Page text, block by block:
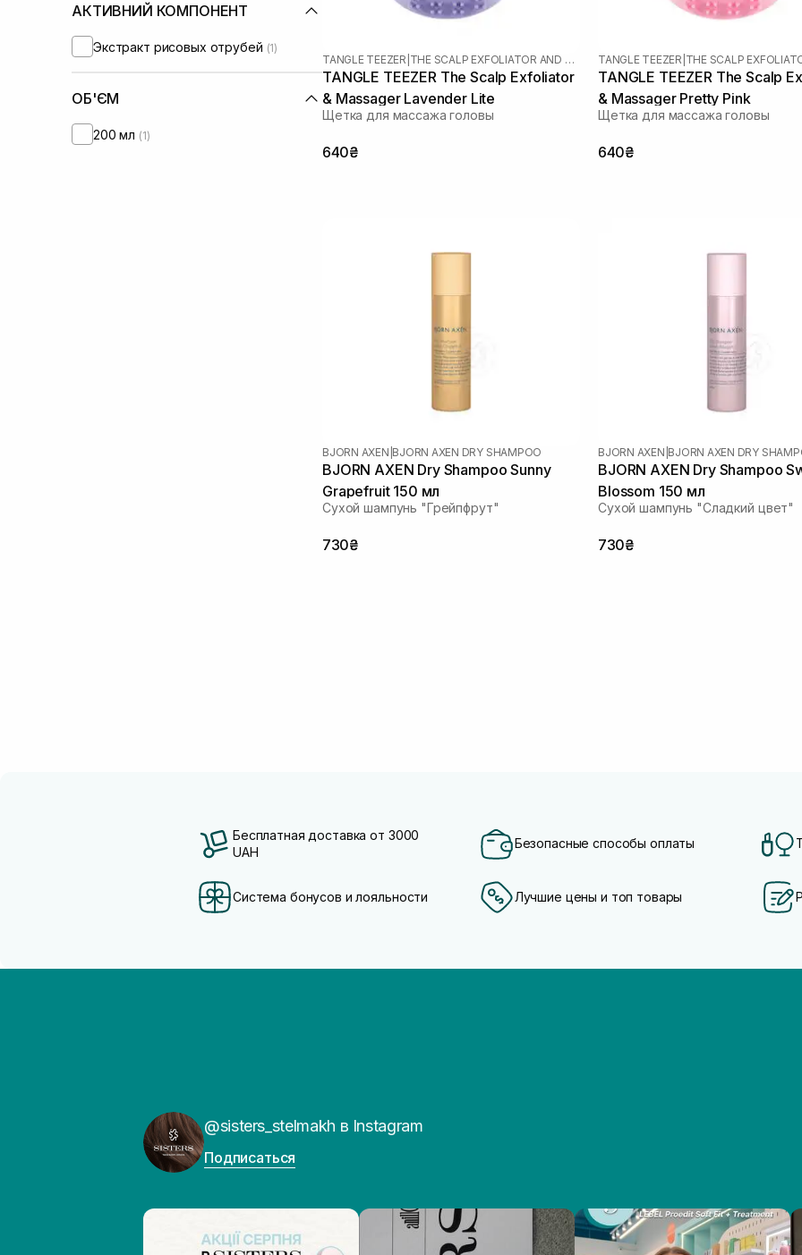
АКТИВНИЙ КОМПОНЕНТ
Экстракт рисовых отрубей (1)
ОБ'ЄМ
200 мл (1)
TANGLE TEEZER THE SCALP EXFOLIATOR AND MASSAGER
TANGLE TEEZER The Scalp Exfoliator
& Massager Lavender Lite
Щетка для массажа головы
640₴
TANGLE TEEZER
TANGLE TEEZER The Scalp
& Massager Pretty Pink
Щетка для массажа головы
640₴
BJORN AXEN BJORN AXEN DRY SHAMPOO
BJORN AXEN Dry Shampoo Sunny
Grapefruit 150 мл
Сухой шампунь "Грейпфрут"
730₴
BJORN AXEN BJORN AXEN DRY
BJORN AXEN Dry Shampoo Sweet
Blossom 150 мл
Сухой шампунь "Сладкий цвет"
730₴
Бесплатная доставка от 3000
UAH
Безопасные способы оплаты
Система бонусов и лояльности Лучшие цены и топ товары
@sisters_stelmakh в Instagram
Подписаться